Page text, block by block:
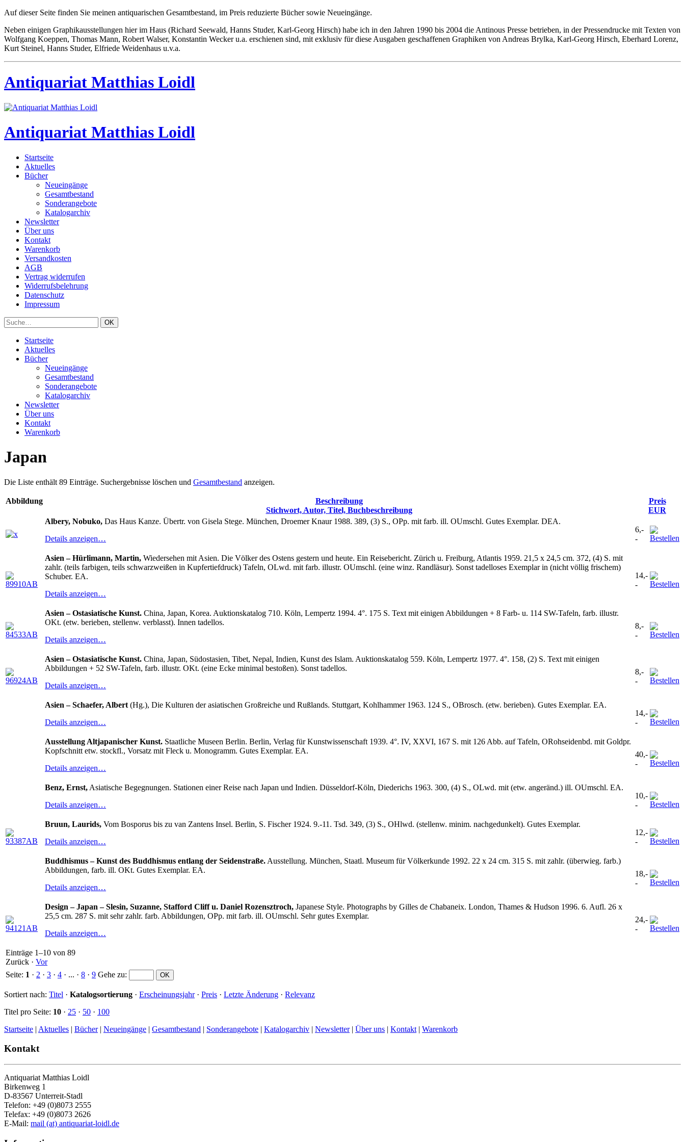
Auf dieser Seite finden Sie meinen antiquarischen Gesamtbestand, im Preis reduzierte Bücher sowie Neueingänge.
Neben einigen Graphikausstellungen hier im Haus (Richard Seewald, Hanns Studer, Karl-Georg Hirsch) habe ich in den Jahren 1990 bis 2004 die Antinous Presse betrieben, in der Pressendrucke mit Texten von
Wolfgang Koeppen, Thomas Mann, Robert Walser, Konstantin Wecker u.a. erschienen sind, mit exklusiv für diese Ausgaben geschaffenen Graphiken von Andreas Brylka, Karl-Georg Hirsch, Eberhard Lorenz,
Kurt Steinel, Hanns Studer, Elfriede Weidenhaus u.v.a.
Antiquariat Matthias Loidl
Antiquariat Matthias Loidl
Startseite
Aktuelles
Bücher
Neueingänge
Gesamtbestand
Sonderangebote
Katalogarchiv
Newsletter
Über uns
Kontakt
Warenkorb
Versandkosten
AGB
Vertrag widerrufen
Widerrufsbelehrung
Datenschutz
Impressum
Startseite
Aktuelles
Bücher
Neueingänge
Gesamtbestand
Sonderangebote
Katalogarchiv
Newsletter
Über uns
Kontakt
Warenkorb
Japan
Die Liste enthält 89 Einträge. Suchergebnisse löschen und Gesamtbestand anzeigen.
Abbildung
Beschreibung
Stichwort, Autor, Titel, Buchbeschreibung
Preis
EUR
Albery, Nobuko, Das Haus Kanze. Übertr. von Gisela Stege. München, Droemer Knaur 1988. 389, (3) S., OPp. mit farb. ill. OUmschl. Gutes Exemplar. DEA.
Details anzeigen…
6,-
-
Asien – Hürlimann, Martin, Wiedersehen mit Asien. Die Völker des Ostens gestern und heute. Ein Reisebericht. Zürich u. Freiburg, Atlantis 1959. 21,5 x 24,5 cm. 372, (4) S. mit
zahlr. (teils farbigen, teils schwarzweißen in Kupfertiefdruck) Tafeln, OLwd. mit farb. illustr. OUmschl. (eine winz. Randläsur). Sonst tadelloses Exemplar in (nicht völlig frischem)
Schuber. EA.
Details anzeigen…
14,-
-
Asien – Ostasiatische Kunst. China, Japan, Korea. Auktionskatalog 710. Köln, Lempertz 1994. 4°. 175 S. Text mit einigen Abbildungen + 8 Farb- u. 114 SW-Tafeln, farb. illustr.
OKt. (etw. berieben, stellenw. verblasst). Innen tadellos.
Details anzeigen…
8,-
-
Asien – Ostasiatische Kunst. China, Japan, Südostasien, Tibet, Nepal, Indien, Kunst des Islam. Auktionskatalog 559. Köln, Lempertz 1977. 4°. 158, (2) S. Text mit einigen
Abbildungen + 52 SW-Tafeln, farb. illustr. OKt. (eine Ecke minimal bestoßen). Sonst tadellos.
Details anzeigen…
8,-
-
Asien – Schaefer, Albert (Hg.), Die Kulturen der asiatischen Großreiche und Rußlands. Stuttgart, Kohlhammer 1963. 124 S., OBrosch. (etw. berieben). Gutes Exemplar. EA.
Details anzeigen…
14,-
-
Ausstellung Altjapanischer Kunst. Staatliche Museen Berlin. Berlin, Verlag für Kunstwissenschaft 1939. 4°. IV, XXVI, 167 S. mit 126 Abb. auf Tafeln, ORohseidenbd. mit Goldpr.
Kopfschnitt etw. stockfl., Vorsatz mit Fleck u. Monogramm. Gutes Exemplar. EA.
Details anzeigen…
40,-
-
Benz, Ernst, Asiatische Begegnungen. Stationen einer Reise nach Japan und Indien. Düsseldorf-Köln, Diederichs 1963. 300, (4) S., OLwd. mit (etw. angeränd.) ill. OUmschl. EA.
Details anzeigen…
10,-
-
Bruun, Laurids, Vom Bosporus bis zu van Zantens Insel. Berlin, S. Fischer 1924. 9.-11. Tsd. 349, (3) S., OHlwd. (stellenw. minim. nachgedunkelt). Gutes Exemplar.
Details anzeigen…
12,-
-
Buddhismus – Kunst des Buddhismus entlang der Seidenstraße. Ausstellung. München, Staatl. Museum für Völkerkunde 1992. 22 x 24 cm. 315 S. mit zahlr. (überwieg. farb.)
Abbildungen, farb. ill. OKt. Gutes Exemplar. EA.
Details anzeigen…
18,-
-
Design – Japan – Slesin, Suzanne, Stafford Cliff u. Daniel Rozensztroch, Japanese Style. Photographs by Gilles de Chabaneix. London, Thames & Hudson 1996. 6. Aufl. 26 x
25,5 cm. 287 S. mit sehr zahlr. farb. Abbildungen, OPp. mit farb. ill. OUmschl. Sehr gutes Exemplar.
Details anzeigen…
24,-
-
Einträge 1–10 von 89
Zurück · Vor
Seite: 1 · 2 · 3 · 4 · ... · 8 · 9 Gehe zu:
Sortiert nach: Titel · Katalogsortierung · Erscheinungsjahr· Preis · Letzte Änderung · Relevanz
Titel pro Seite: 10 · 25 · 50 · 100
Startseite | Aktuelles | Bücher| Neueingänge | Gesamtbestand | Sonderangebote | Katalogarchiv | Newsletter| Über uns | Kontakt | Warenkorb
Kontakt
Antiquariat Matthias Loidl
Birkenweg 1
D-83567 Unterreit-Stadl
Telefon: +49 (0)8073 2555
Telefax: +49 (0)8073 2626
E-Mail: mail (at) antiquariat-loidl.de